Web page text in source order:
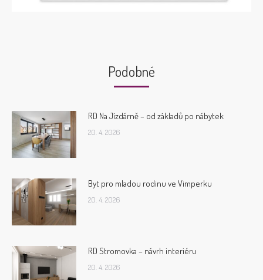
Podobné
RD Na Jízdárně – od základů po nábytek
20. 4. 2026
Byt pro mladou rodinu ve Vimperku
20. 4. 2026
RD Stromovka – návrh interiéru
20. 4. 2026